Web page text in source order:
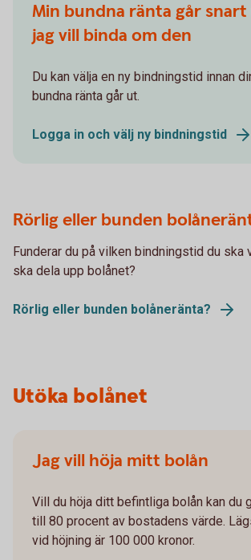
Min bundna ränta går
jag vill binda om den
Du kan välja en ny bindningstid innan
bundna ränta går ut.
Logga in och välj ny bindningstid
Rörlig eller bunden
Funderar du på vilken bindningstid du ska
ska dela upp bolånet?
Rörlig eller bunden bolåneränta?
Utöka bolånet
Jag vill höja mitt bolån
Vill du höja ditt befintliga bolån kan du
till 80 procent av bostadens värde.
vid höjning är 100 000 kronor.